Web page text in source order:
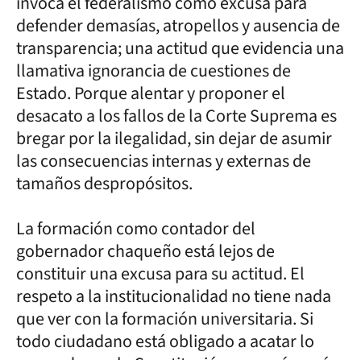
defender demasías, atropellos y ausencia de
transparencia; una actitud que evidencia una
llamativa ignorancia de cuestiones de
Estado. Porque alentar y proponer el
desacato a los fallos de la Corte Suprema es
bregar por la ilegalidad, sin dejar de asumir
las consecuencias internas y externas de
tamaños despropósitos.
La formación como contador del
gobernador chaqueño está lejos de
constituir una excusa para su actitud. El
respeto a la institucionalidad no tiene nada
que ver con la formación universitaria. Si
todo ciudadano está obligado a acatar lo